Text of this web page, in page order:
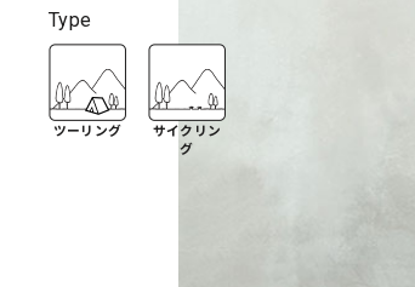
Type
ツーリング
サイクリン
グ